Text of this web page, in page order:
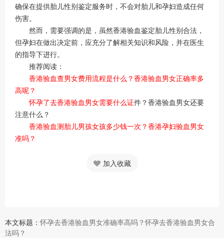
确保在提供胎儿性别鉴定服务时，不会对胎儿和孕妇造成任何
伤害。
然而，需要强调的是，虽然香港验血鉴定胎儿性别合法，
但孕妇在做出决定前，应充分了解相关知识和风险，并在医生
的指导下进行。
推荐阅读：
香港验血查男女费用流程是什么？香港验血男女正确率多
高呢？
怀孕了去香港验血男女需要什么证件？香港验血男女还要
注意什么？
香港验血测胎儿男孩女孩多少钱一次？香港孕妇验血男女
准吗？
加入收藏
本文标题：怀孕去香港验血男女准确率高吗？怀孕去香港验血男女合
法吗？